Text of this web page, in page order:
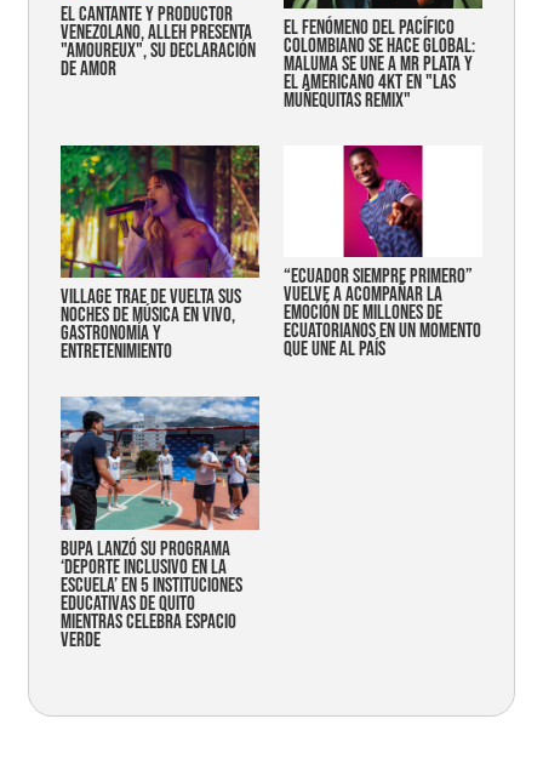
EL CANTANTE Y PRODUCTOR
VENEZOLANO, ALLEH PRESENTA
"AMOUREUX", SU DECLARACIÓN
DE AMOR
EL FENÓMENO DEL PACÍFICO
COLOMBIANO SE HACE GLOBAL:
MALUMA SE UNE A MR PLATA Y
EL AMERICANO 4KT EN "LAS
MUÑEQUITAS REMIX"
Village trae de vuelta sus
noches de música en vivo,
gastronomía y
entretenimiento
“Ecuador siempre primero”
vuelve a acompañar la
emoción de millones de
ecuatorianos en un momento
que une al país
Bupa lanzó su programa
‘Deporte Inclusivo en la
Escuela’ en 5 instituciones
educativas de Quito
mientras celebra espacio
verde